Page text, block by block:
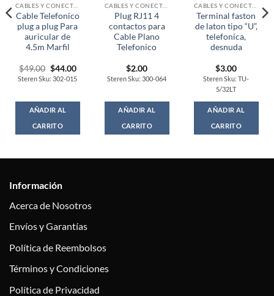
Cable Telefonico
plug a plug Para
auricular de
4.5m Marfil
$49.00 Original
price
was:
$44.00Current
price
is:
Steren Sku: 302-015
AÑADIR AL
CARRITO
Plug RJ11 4
contactos para
Cable Plano
Telefonico
$2.00
Steren Sku: 300-064
AÑADIR AL
CARRITO
Terminal faston
de laton tipo “U”,
telefonica,
desnuda
$3.00
Steren Sku: TU-
5/32LT
AÑADIR AL
CARRITO
Información
Acerca de Nosotros
Envíos y Garantías
Política de Reembolsos
Términos y Condiciones
Política de Privacidad